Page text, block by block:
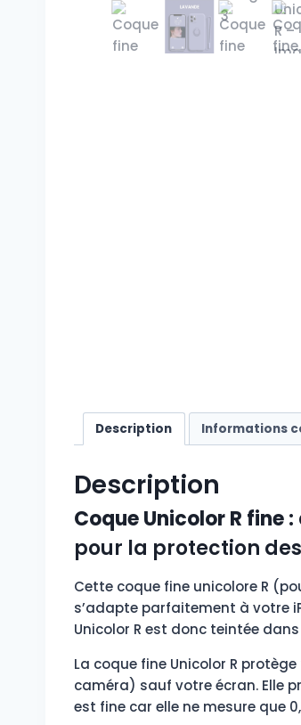
Description Informations
Description
Coque Unicolor R fine:
pour la protection des
Cette coque fine unicolore R
s’adapte parfaitement à votre
Unicolor R est donc teintée
La coque fine Unicolor R
caméra) sauf votre écran. Elle
est fine car elle ne mesure que